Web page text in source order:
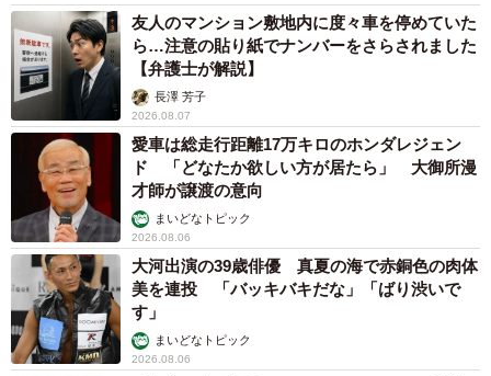
友人のマンション敷地内に度々車を停めていた
ら…注意の貼り紙でナンバーをさらされました
【弁護士が解説】
長澤 芳子
2026.08.07
愛車は総走行距離17万キロのホンダレジェン
ド 「どなたか欲しい方が居たら」 大御所漫
才師が譲渡の意向
まいどなトピック
2026.08.06
大河出演の39歳俳優 真夏の海で赤銅色の肉体
美を連投 「バッキバキだな」「ばり渋いで
す」
まいどなトピック
2026.08.06